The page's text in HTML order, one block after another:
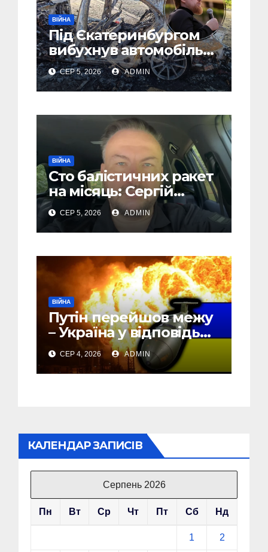
ВІЙНА
Під Єкатеринбургом
вибухнув автомобіль
голови компанії-
виробника дронів
“Упир” – перші
СЕР 5, 2026 ADMIN
ВІЙНА
Сто балістичних ракет
на місяць: Сергій
“Флеш” закликав
українців готуватися
до гіршого
СЕР 5, 2026 ADMIN
ВІЙНА
Путін перейшов межу
– Україна у відповідь
почала бомбити новий
об’єкт на Росії
СЕР 4, 2026 ADMIN
КАЛЕНДАР ЗАПИСІВ
Серпень 2026
Пн Вт Ср Чт Пт Сб Нд
1 2